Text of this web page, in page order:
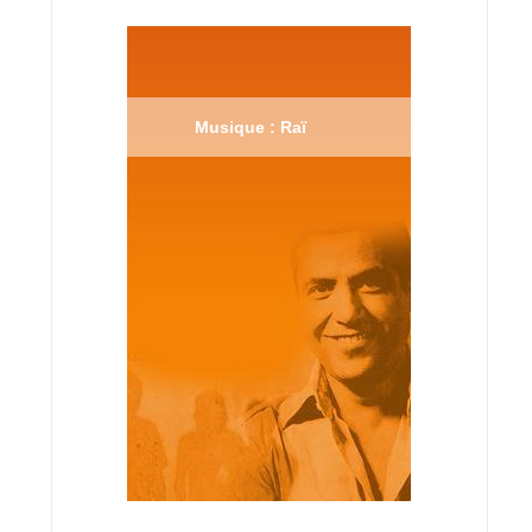
Musique : Raï